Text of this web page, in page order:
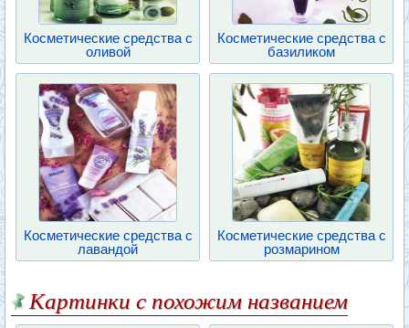
Косметические средства с
оливой
Косметические средства с
базиликом
Косметические средства с
лавандой
Косметические средства с
розмарином
Картинки с похожим названием